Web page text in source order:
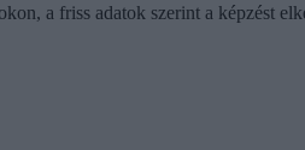
a friss adatok szerint a képzést